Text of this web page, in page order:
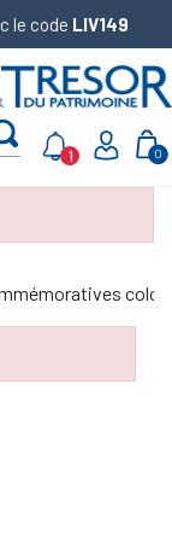
le code LIV149
0
1